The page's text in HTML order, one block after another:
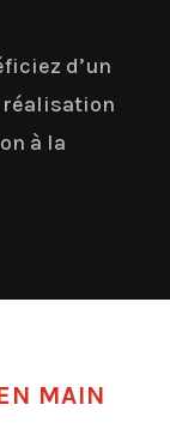
d’un
à la
MAIN